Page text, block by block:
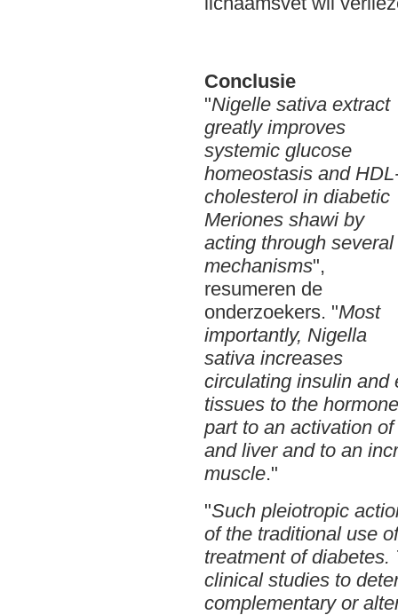
Conclusie
"Nigelle sativa extract
greatly improves
systemic glucose
homeostasis and
cholesterol in diabetic
Meriones shawi by
acting through several
mechanisms",
resumeren de
onderzoekers. "Most
importantly, Nigella
sativa increases
circulating insulin and
tissues to the
part to an activation
and liver and to an
muscle."
"Such pleiotropic
of the traditional use
treatment of
clinical studies to
complementary or